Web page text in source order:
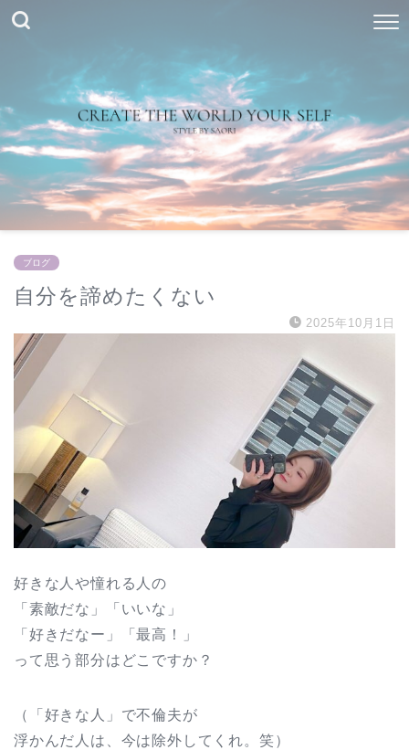
ブログ
自分を諦めたくない
2025年10月1日
好きな人や憧れる人の
「素敵だな」「いいな」
「好きだなー」「最高！」
って思う部分はどこですか？
（「好きな人」で不倫夫が
浮かんだ人は、今は除外してくれ。笑）